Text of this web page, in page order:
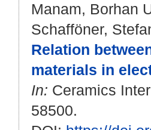
Manam, Borhan
Schafföner,
Relation
materials in
In: Ceramics
58500.